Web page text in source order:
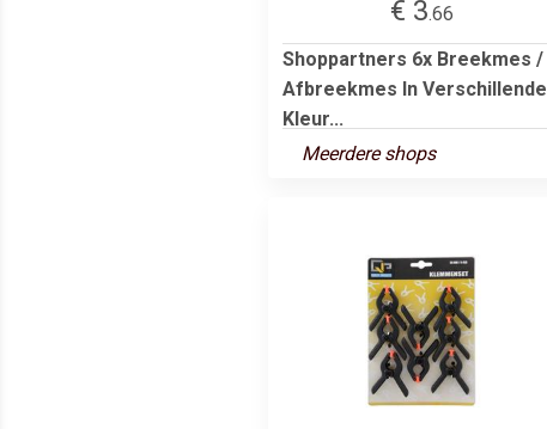
€ 3.66
Shoppartners 6x Breekmes /
Afbreekmes In Verschillende
Kleur...
Meerdere shops